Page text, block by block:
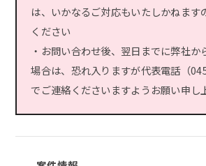
は、いかなるご対応もいたしかねます
ください
・お問い合わせ後、翌日までに弊社か
場合は、恐れ入りますが代表電話（
でご連絡くださいますようお願い申し